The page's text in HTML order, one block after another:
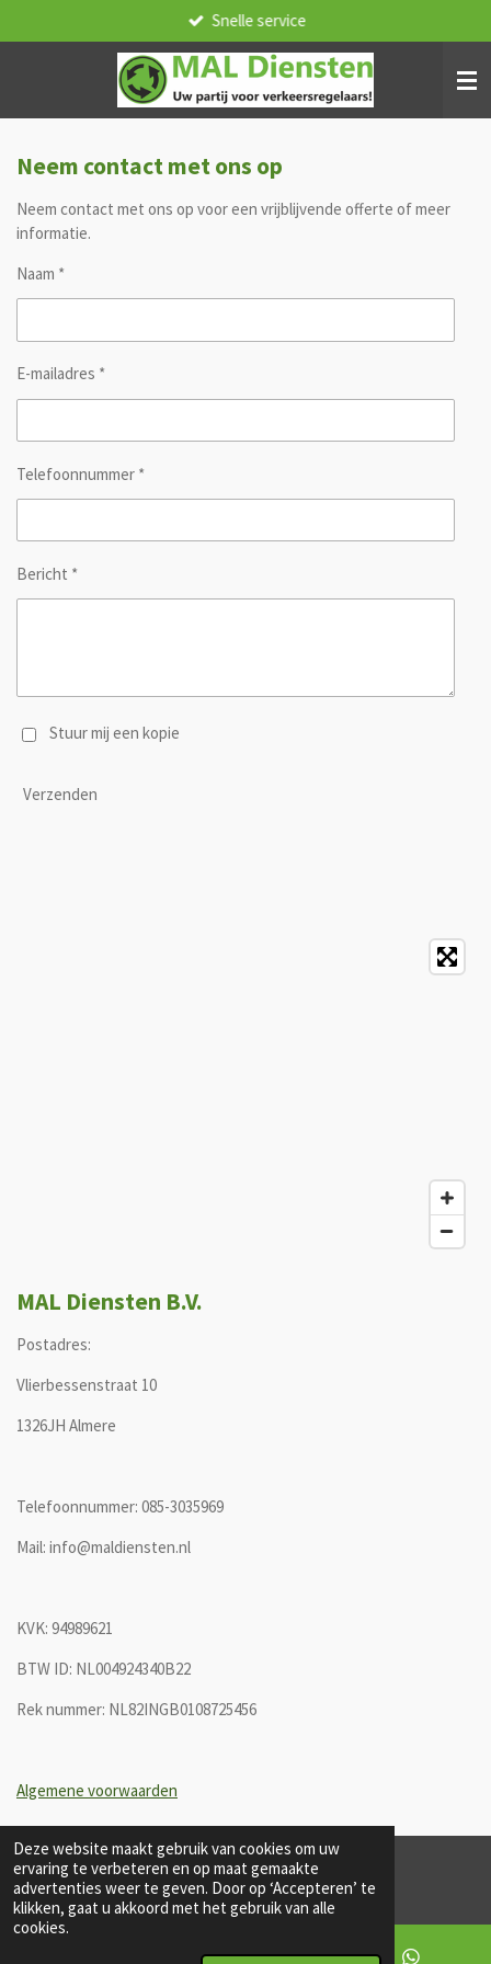
Deze website maakt gebruik van cookies om uw
ervaring te verbeteren en op maat gemaakte
advertenties weer te geven. Door op ‘Accepteren’ te
klikken, gaat u akkoord met het gebruik van alle
cookies.
direct
hoofdinhoud
Snelle service
Neem contact met ons op
Neem contact met ons op voor een vrijblijvende offerte of meer
informatie.
Naam *
E-mailadres *
Telefoonnummer *
Bericht *
Stuur mij een kopie
Verzenden
MAL Diensten B.V.
Postadres:
Vlierbessenstraat 10
1326JH Almere
Telefoonnummer: 085-3035969
Mail: info@maldiensten.nl
KVK: 94989621
BTW ID: NL004924340B22
Rek nummer: NL82INGB0108725456
Algemene voorwaarden
© 2023-2025 MAL Diensten B.V.